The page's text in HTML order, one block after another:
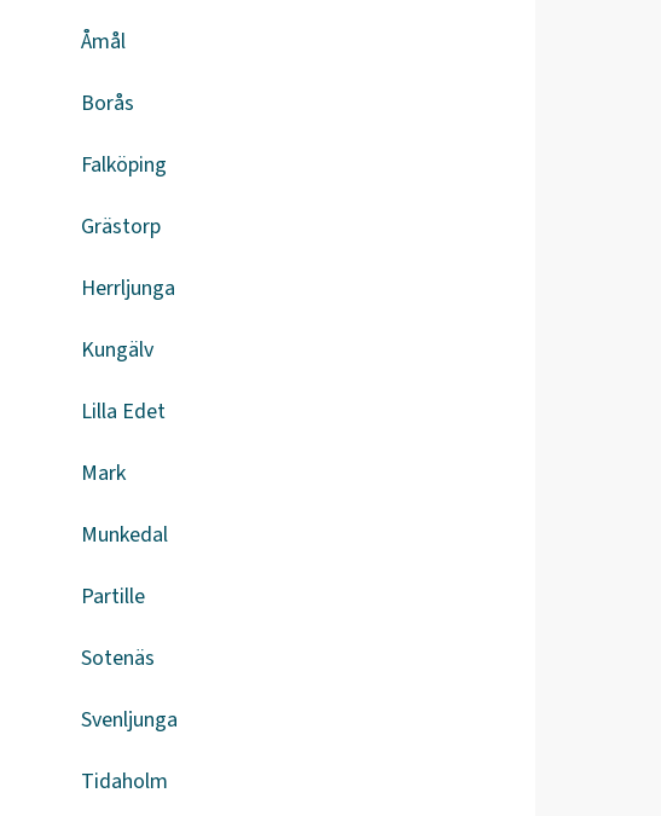
Åmål
Borås
Falköping
Grästorp
Herrljunga
Kungälv
Lilla Edet
Mark
Munkedal
Partille
Sotenäs
Svenljunga
Tidaholm